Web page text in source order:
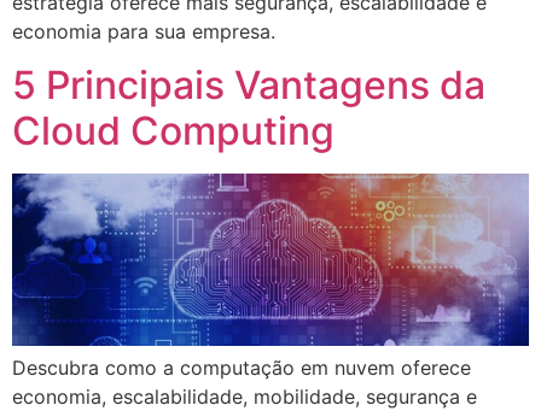
economia para sua empresa.
5 Principais Vantagens da
Cloud Computing
Descubra como a computação em nuvem oferece
economia, escalabilidade, mobilidade, segurança e